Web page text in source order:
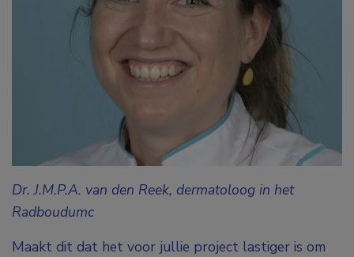
Dr. J.M.P.A. van den Reek, dermatoloog in het
Radboudumc
Maakt dit dat het voor jullie project lastiger is om